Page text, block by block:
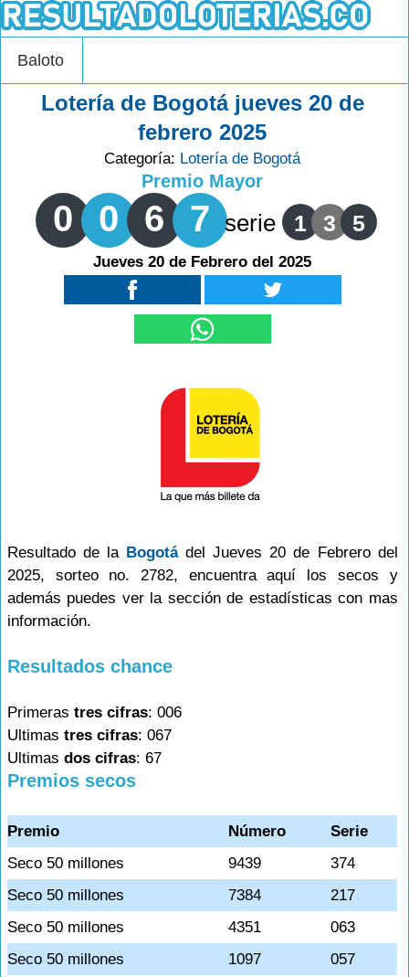
Baloto
Lotería de Bogotá jueves 20 de
febrero 2025
Categoría: Lotería de Bogotá
Premio Mayor
0 0 6 7 serie 1 3 5
Jueves 20 de Febrero del 2025
Resultado de la Bogotádel Jueves 20 de Febrero del
2025, sorteo no. 2782, encuentra aquí los secos y
además puedes ver la sección de estadísticas con mas
información.
Resultados chance
Primeras tres cifras: 006
Ultimas tres cifras: 067
Ultimas dos cifras: 67
Premios secos
Premio Número
Serie
Seco 50 millones
9439
374
Seco 50 millones
7384
217
Seco 50 millones
4351
063
Seco 50 millones
1097
057